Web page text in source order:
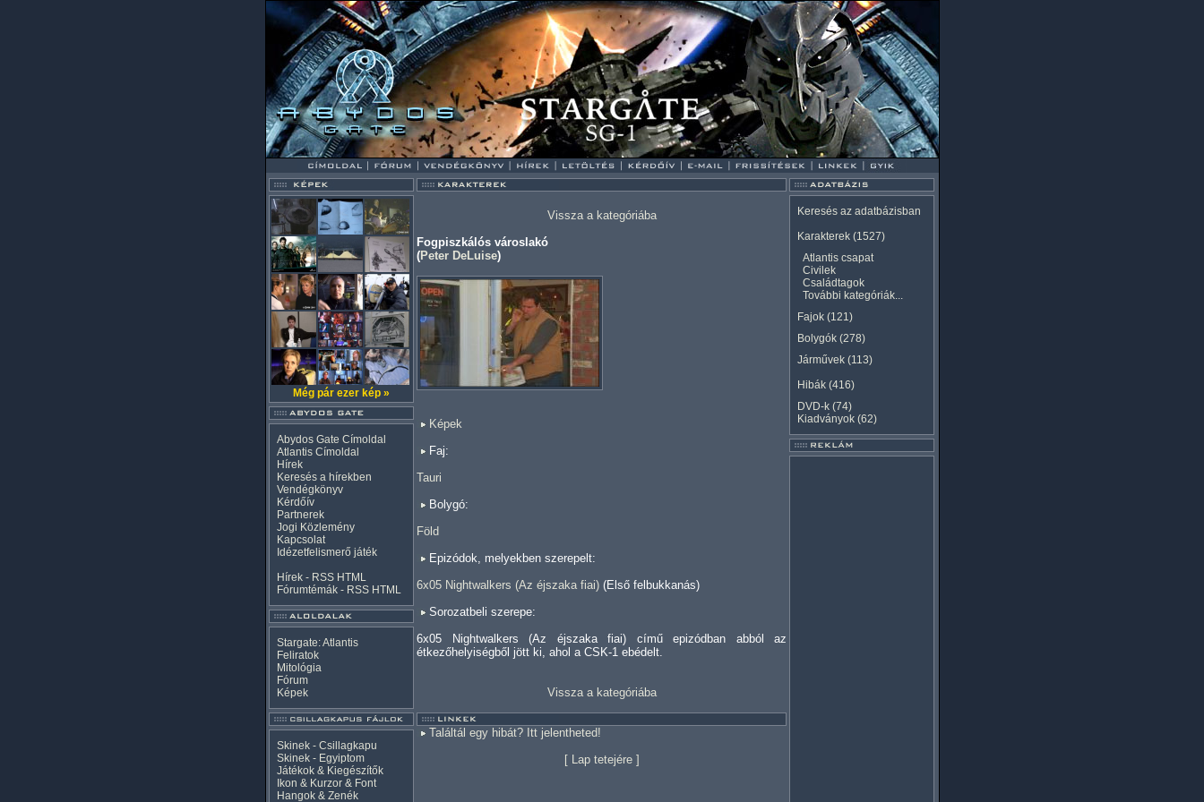
Még pár ezer kép »
Abydos Gate Címoldal
Atlantis Címoldal
Hírek
Keresés a hírekben
Vendégkönyv
Kérdőív
Partnerek
Jogi Közlemény
Kapcsolat
Idézetfelismerő játék
Hírek - RSS HTML
Fórumtémák - RSS HTML
Stargate: Atlantis
Feliratok
Mitológia
Fórum
Képek
Skinek - Csillagkapu
Skinek - Egyiptom
Játékok & Kiegészítők
Ikon & Kurzor & Font
Hangok & Zenék
Vissza a kategóriába
Fogpiszkálós városlakó
(Peter DeLuise)
Képek
Faj:
Tauri
Bolygó:
Föld
Epizódok, melyekben szerepelt:
6x05 Nightwalkers (Az éjszaka fiai) (Első felbukkanás)
Sorozatbeli szerepe:
6x05 Nightwalkers (Az éjszaka fiai) című epizódban abból az
étkezőhelyiségből jött ki, ahol a CSK-1 ebédelt.
Vissza a kategóriába
Találtál egy hibát? Itt jelentheted!
[ Lap tetejére]
Keresés az adatbázisban
Karakterek (1527)
Atlantis csapat
Civilek
Családtagok
További kategóriák...
Fajok (121)
Bolygók (278)
Járművek (113)
Hibák (416)
DVD-k (74)
Kiadványok (62)